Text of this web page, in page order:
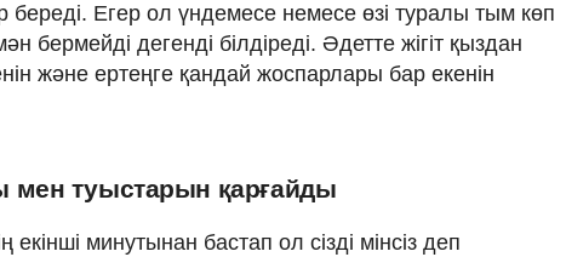
береді. Егер ол үндемесе немесе өзі туралы тым көп
бермейді дегенді білдіреді. Әдетте жігіт қыздан
және ертеңге қандай жоспарлары бар екенін
туыстарын қарғайды
екінші минутынан бастап ол сізді мінсіз деп